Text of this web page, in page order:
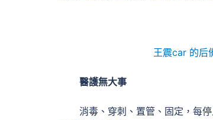
王震car 的后
醫護無大事
消毒、穿刺、置管、固定，每